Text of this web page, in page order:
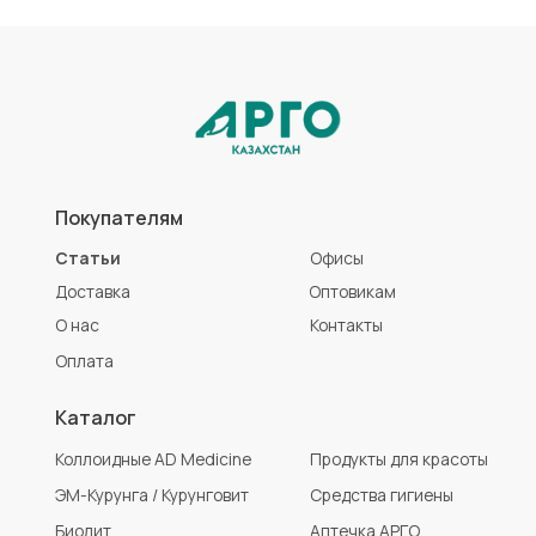
Политика конфиденциальности